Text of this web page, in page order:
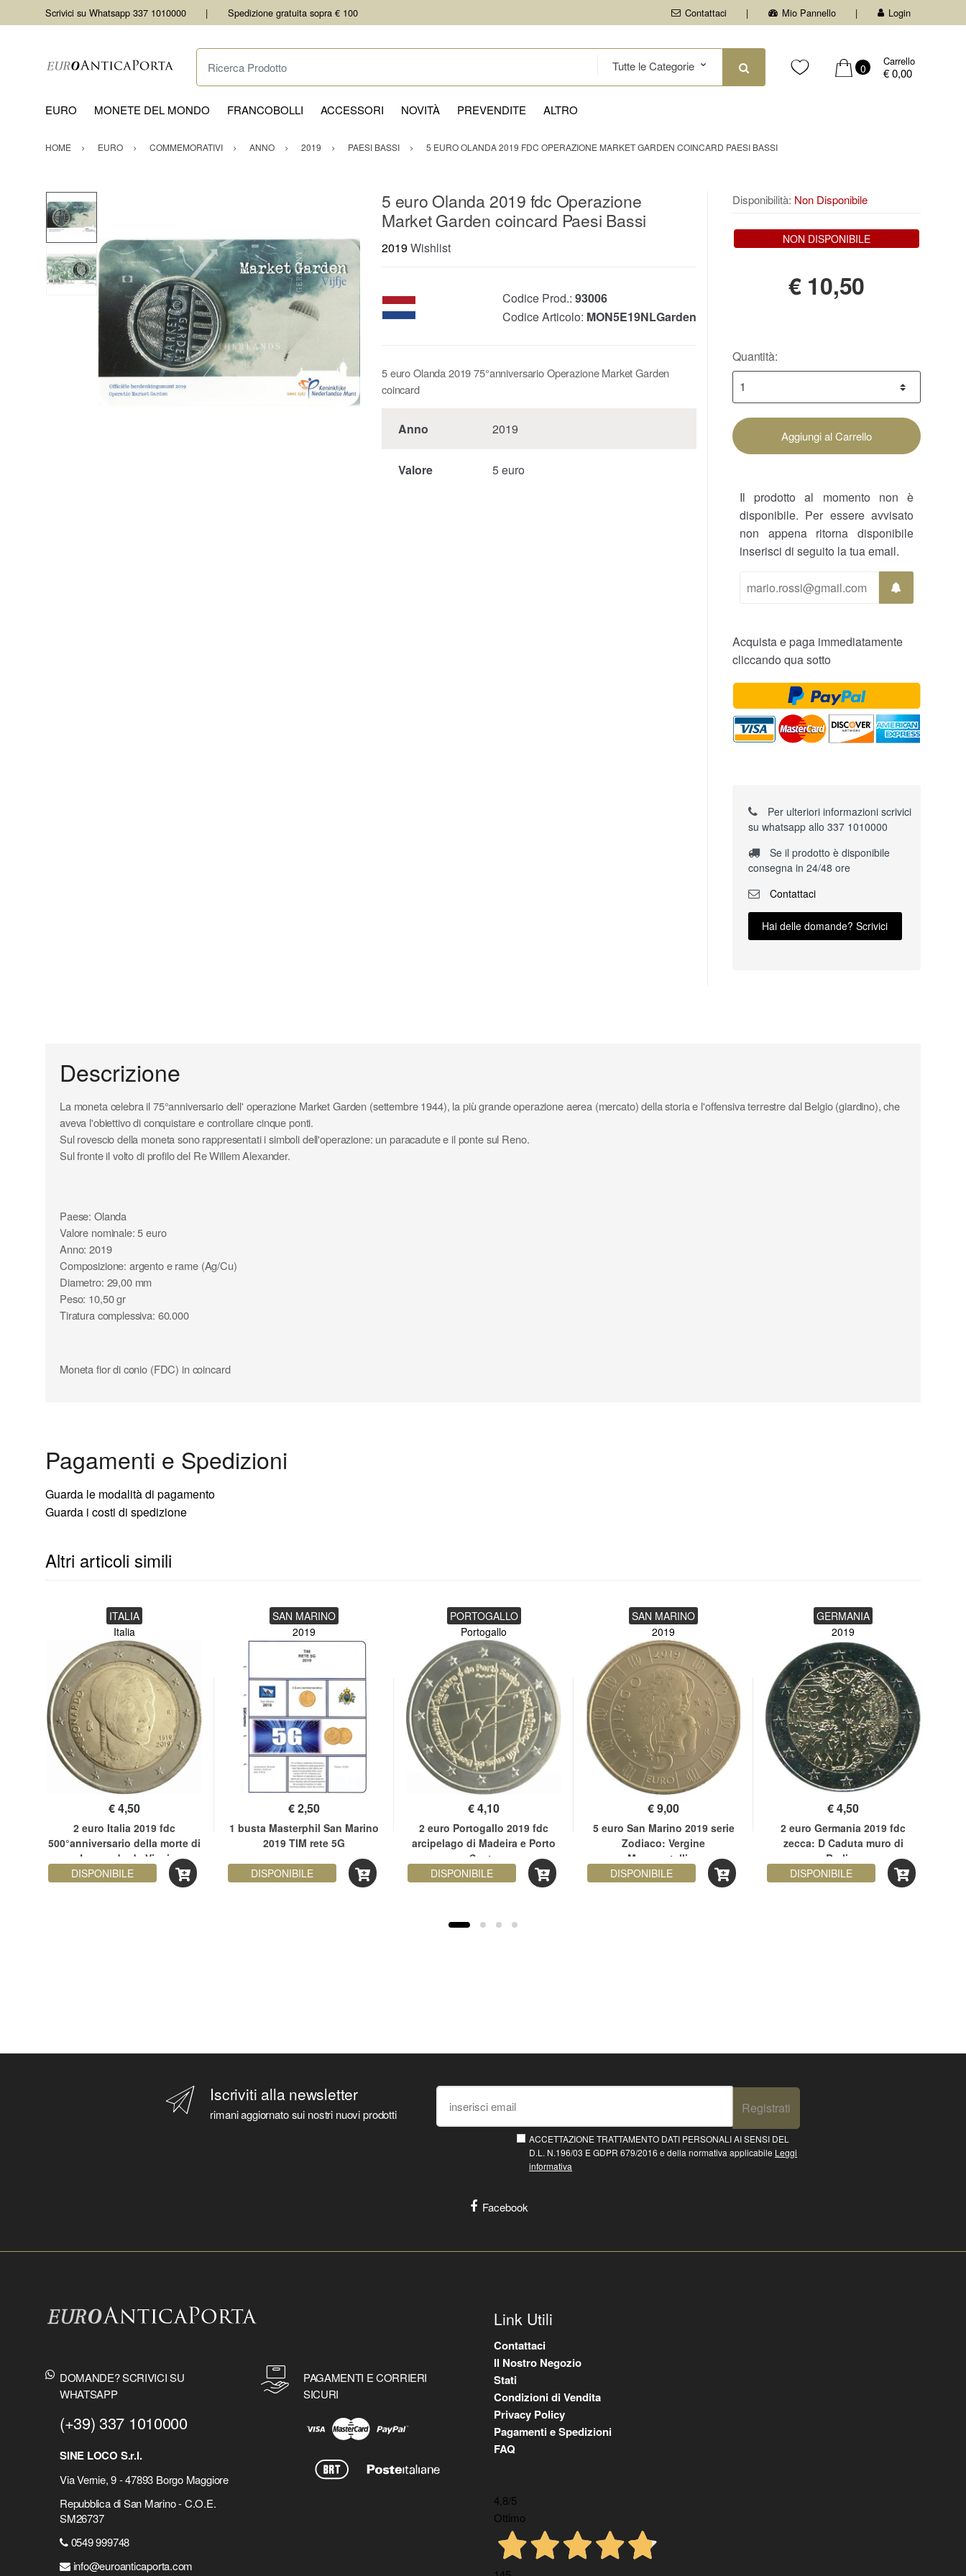
Scrivici su Whatsapp 337 1010000 Spedizione gratuita sopra € 100 Contattaci Mio Pannello Login
Ricerca Prodotto
0
Carrello
€ 0,00
EURO MONETE DEL MONDO FRANCOBOLLI ACCESSORI NOVITÀ PREVENDITE ALTRO
HOME EURO COMMEMORATIVI ANNO 2019 PAESI BASSI 5 EURO OLANDA 2019 FDC OPERAZIONE MARKET GARDEN COINCARD PAESI BASSI
5 euro Olanda 2019 fdc Operazione
Market Garden coincard Paesi Bassi
2019Wishlist
Codice Prod.: 93006
Codice Articolo: MON5E19NLGarden
5 euro Olanda 2019 75°anniversario Operazione Market Garden
coincard
Anno 2019
Valore 5 euro
Disponibilità: Non Disponibile
NON DISPONIBILE
€ 10,50
Quantità:
Aggiungi al Carrello
Il prodotto al momento non è
disponibile. Per essere avvisato
non appena ritorna disponibile
inserisci di seguito la tua email.
Acquista e paga immediatamente
cliccando qua sotto
Per ulteriori informazioni scrivici
su whatsapp allo 337 1010000
Se il prodotto è disponibile
consegna in 24/48 ore
Contattaci
Hai delle domande? Scrivici
Descrizione
La moneta celebra il 75°anniversario dell' operazione Market Garden (settembre 1944), la più grande operazione aerea (mercato) della storia e l'offensiva terrestre dal Belgio (giardino), che
aveva l'obiettivo di conquistare e controllare cinque ponti.
Sul rovescio della moneta sono rappresentati i simboli dell'operazione: un paracadute e il ponte sul Reno.
Sul fronte il volto di profilo del Re Willem Alexander.
Paese: Olanda
Valore nominale: 5 euro
Anno: 2019
Composizione: argento e rame (Ag/Cu)
Diametro: 29,00 mm
Peso: 10,50 gr
Tiratura complessiva: 60.000
Moneta fior di conio (FDC) in coincard
Pagamenti e Spedizioni
Guarda le modalità di pagamento
Guarda i costi di spedizione
Altri articoli simili
ITALIA
Italia
€4,50
2 euro Italia 2019 fdc
500°anniversario della morte di
Leonardo da Vinci
DISPONIBILE
SAN MARINO
2019
€2,50
1 busta Masterphil San Marino
2019 TIM rete 5G
DISPONIBILE
PORTOGALLO
Portogallo
€4,10
2 euro Portogallo 2019 fdc
arcipelago di Madeira e Porto
Santo
DISPONIBILE
SAN MARINO
2019
€9,00
5 euro San Marino 2019 serie
Zodiaco: Vergine
Monometallico
DISPONIBILE
GERMANIA
2019
€4,50
2 euro Germania 2019 fdc
zecca: D Caduta muro di
Berlino
DISPONIBILE
Iscriviti alla newsletter
rimani aggiornato sui nostri nuovi prodotti Registrati
ACCETTAZIONE TRATTAMENTO DATI PERSONALI AI SENSI DEL
D.L. N.196/03 E GDPR 679/2016 e della normativa applicabile Leggi
informativa
Facebook
DOMANDE? SCRIVICI SU
WHATSAPP
(+39) 337 1010000
SINE LOCO S.r.l.
Via Vernie, 9 - 47893 Borgo Maggiore
Repubblica di San Marino - C.O.E.
SM26737
0549 999748
info@euroanticaporta.com
PAGAMENTI E CORRIERI
SICURI
Link Utili
Contattaci
Il Nostro Negozio
Stati
Condizioni di Vendita
Privacy Policy
Pagamenti e Spedizioni
FAQ
4,8/5
Ottimo